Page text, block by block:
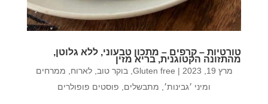
טורטיות – קרפים – מתכון טבעוני, ללא גלוטן,
מהתזונה הקטוגנית, בריא מזין
מרץ 19, 2023 |
Gluten free בוקר טוב ,לארוח
ממרחים
ומיני ׳גבינות׳
מתבשלים פוסטים פופולרים